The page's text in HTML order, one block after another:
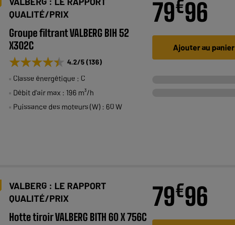
QUALITÉ/PRIX
Groupe filtrant VALBERG BIH 52
X302C
★★★★★
★★★★★ 4.2/5 (136)
Classe énergétique : C
Débit d'air max : 196 m³/h
Puissance des moteurs (W) : 60 W
79€96
Ajouter au panier
VALBERG : LE RAPPORT
QUALITÉ/PRIX
Hotte tiroir VALBERG BITH 60 X 756C
79€96